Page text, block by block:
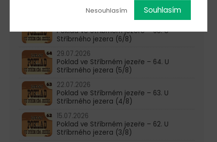
Poklad ve Stříbrném jezeře – 65. U
Stříbrného jezera (6/8)
29.07.2026
Poklad ve Stříbrném jezeře – 64. U
Stříbrného jezera (5/8)
22.07.2026
Poklad ve Stříbrném jezeře – 63. U
Stříbrného jezera (4/8)
15.07.2026
Poklad ve Stříbrném jezeře – 62. U
Stříbrného jezera (3/8)
Nesouhlasím Souhlasím